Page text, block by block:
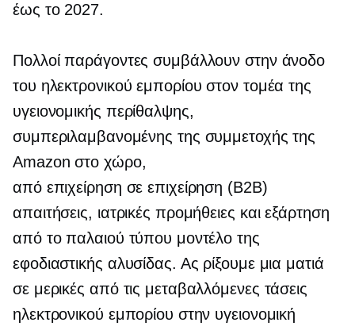
έως το 2027.
Πολλοί παράγοντες συμβάλλουν στην άνοδο
του ηλεκτρονικού εμπορίου στον τομέα της
υγειονομικής περίθαλψης,
συμπεριλαμβανομένης της συμμετοχής της
Amazon στο χώρο,
από επιχείρηση σε επιχείρηση (B2B)
απαιτήσεις, ιατρικές προμήθειες και εξάρτηση
από το παλαιού τύπου μοντέλο της
εφοδιαστικής αλυσίδας. Ας ρίξουμε μια ματιά
σε μερικές από τις μεταβαλλόμενες τάσεις
ηλεκτρονικού εμπορίου στην υγειονομική